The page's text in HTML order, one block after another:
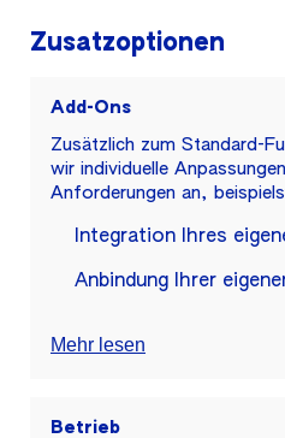
Zusatzoptionen
Add-Ons
Zusätzlich zum Standard-
wir individuelle
Anforderungen an,
Integration Ihres
Anbindung Ihrer
Mehr lesen
Betrieb